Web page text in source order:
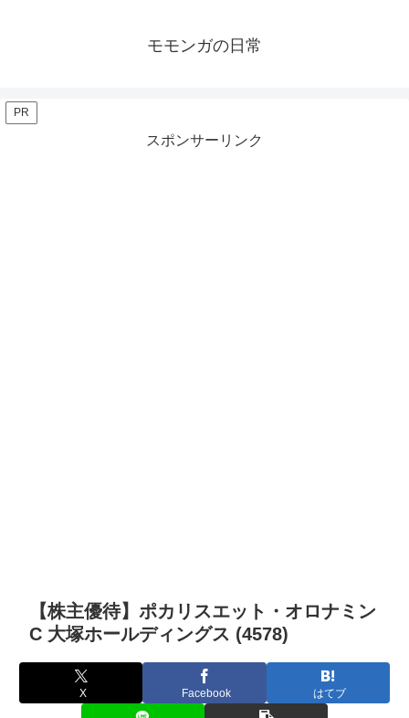
モモンガの日常
PR
スポンサーリンク
【株主優待】ポカリスエット・オロナミン
C 大塚ホールディングス (4578)
X Facebook はてブ